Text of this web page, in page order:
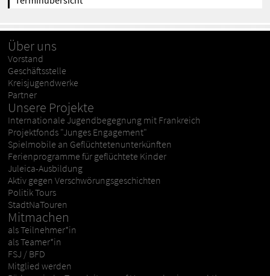
Über uns
Vorstand
Geschäftsstelle
Kreisjugendwerke
Partner
Unsere Projekte
Internationale Jugendbegegnung mit Frankreich
Projektfonds "Junges Engagement"
Spielmobile an Geflüchtetenunterkünften
Ferienprogramme für geflüchtete Kinder
Juleica-Ausbildung
Aktiv gegen Verschwörungsgeschichten
Politik Tours
StadtNaTouren
Mitmachen
als Teilnehmer*in
als Teamer*in
FSJ / BFD
Mitglied werden